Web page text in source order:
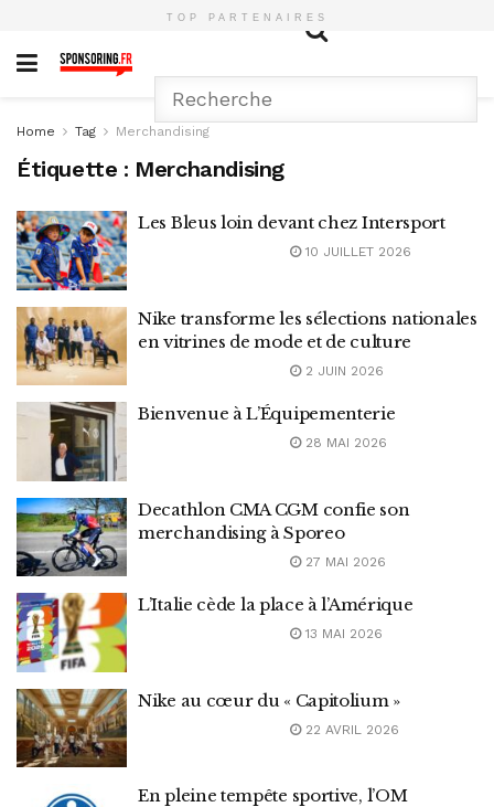
TOP PARTENAIRES
Home Tag Merchandising
Étiquette : Merchandising
Les Bleus loin devant chez Intersport
10 JUILLET 2026
Nike transforme les sélections nationales
en vitrines de mode et de culture
2 JUIN 2026
Bienvenue à L’Équipementerie
28 MAI 2026
Decathlon CMA CGM confie son
merchandising à Sporeo
27 MAI 2026
L’Italie cède la place à l’Amérique
13 MAI 2026
Nike au cœur du « Capitolium »
22 AVRIL 2026
En pleine tempête sportive, l’OM